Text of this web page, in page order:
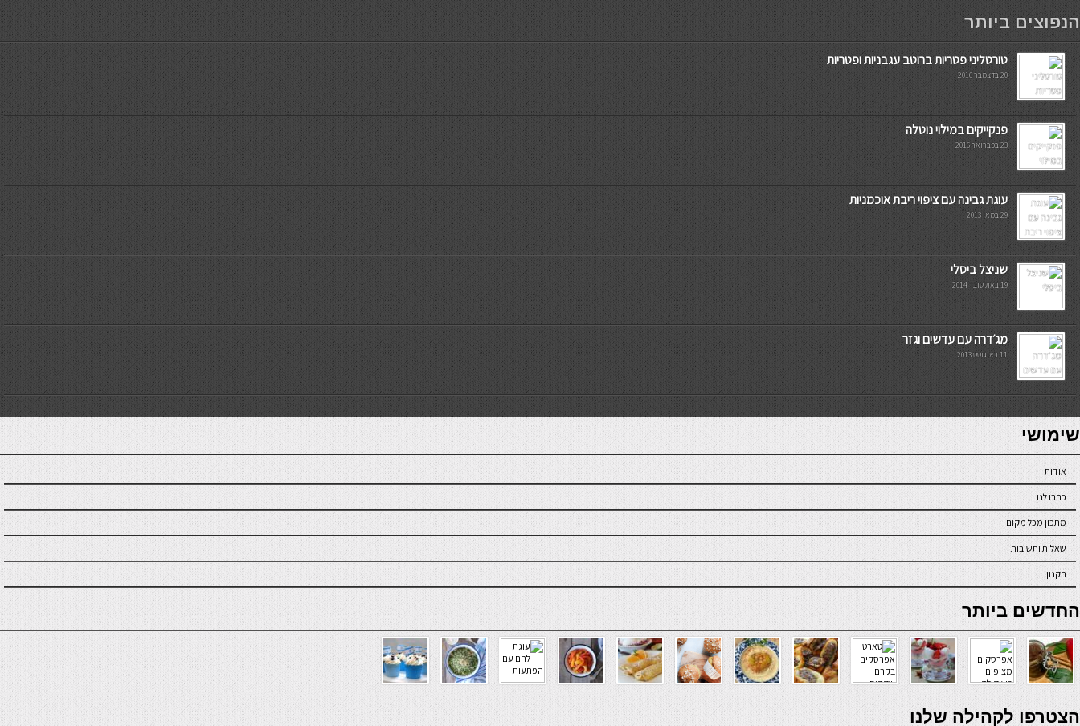
мостбет кг
הנפוצים ביותר
טורטליני פטריות ברוטב עגבניות ופטריות
20 בדצמבר 2016
פנקייקים במילוי נוטלה
23 בפברואר 2016
עוגת גבינה עם ציפוי ריבת אוכמניות
29 במאי 2013
שניצל ביסלי
19 באוקטובר 2014
מג׳דרה עם עדשים וגזר
11 באוגוסט 2013
7slots
seriöse online casinos österreich
שימושי
אודות
כתבו לנו
מתכון מכל מקום
שאלות ותשובות
תקנון
online casino
החדשים ביותר
verde casino
הצטרפו לקהילה שלנו